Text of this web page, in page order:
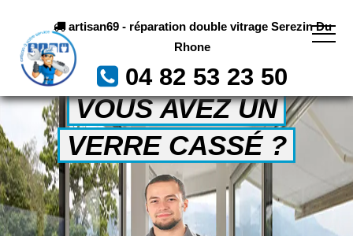
artisan69 - réparation double vitrage Serezin Du
Rhone
04 82 53 23 50
VOUS AVEZ UN
VERRE CASSÉ ?